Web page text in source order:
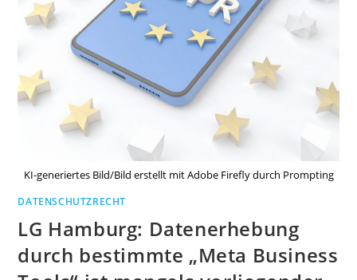
KI-generiertes Bild/Bild erstellt mit Adobe Firefly durch Prompting
DATENSCHUTZRECHT
LG Hamburg: Datenerhebung
durch bestimmte „Meta Business